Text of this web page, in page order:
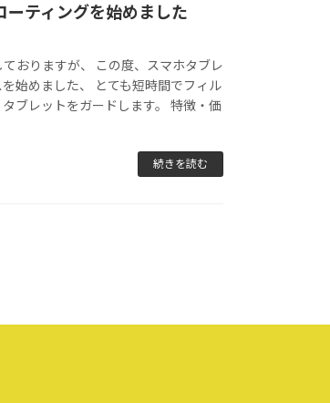
ーティングを始めました
おりますが、 この度、スマホタブレ
始めました、 とても短時間でフィル
ブレットをガードします。 特徴・価
続きを読む